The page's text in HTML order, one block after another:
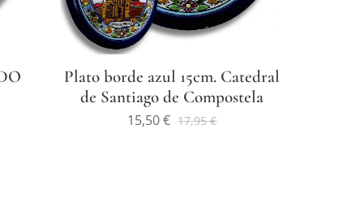
Plato borde azul 15cm. Catedral
de Santiago de Compostela
15,50€ 17,95€